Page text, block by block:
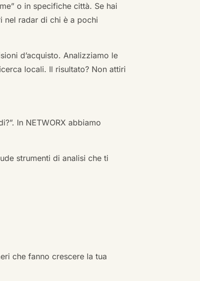
o in specifiche città. Se hai
nel radar di chi è a pochi
d’acquisto. Analizziamo le
locali. Il risultato? Non attiri
In NETWORX abbiamo
strumenti di analisi che ti
che fanno crescere la tua